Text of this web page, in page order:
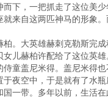
下，一把抓走了这位美
来自这两匹神马的形象
。大英雄赫刺克勒斯完
儿赫柏许配给了这位英
童盖尼米得。盖尼米得
夜空中，于是就有了水瓶
一带。多年以前，生活